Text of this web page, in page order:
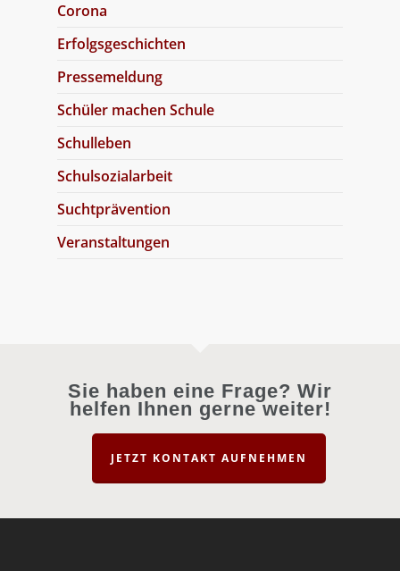
Corona
Erfolgsgeschichten
Pressemeldung
Schüler machen Schule
Schulleben
Schulsozialarbeit
Suchtprävention
Veranstaltungen
Sie haben eine Frage? Wir
helfen Ihnen gerne weiter!
JETZT KONTAKT AUFNEHMEN